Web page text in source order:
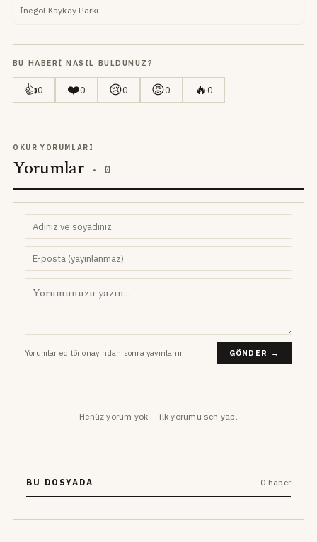
İnegöl Kaykay Parkı
BU HABERI NASIL BULDUNUZ?
👍0 ❤️0 😢0 😡0 🔥0
OKUR YORUMLARI
Yorumlar · 0
Yorumlar editör onayından sonra yayınlanır. GÖNDER →
Henüz yorum yok — ilk yorumu sen yap.
BU DOSYADA 0 haber